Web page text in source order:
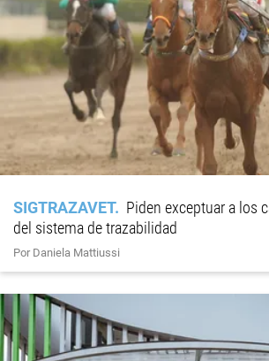
SIGTRAZAVET
Piden exceptuar a los
del sistema de trazabilidad
Por Daniela Mattiussi